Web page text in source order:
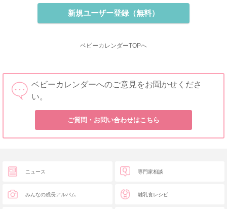
新規ユーザー登録（無料）
ベビーカレンダーTOPへ
ベビーカレンダーへのご意見をお聞かせくださ
い。
ご質問・お問い合わせはこちら
ニュース
みんなの成長アルバム
専門家相談
離乳食レシピ